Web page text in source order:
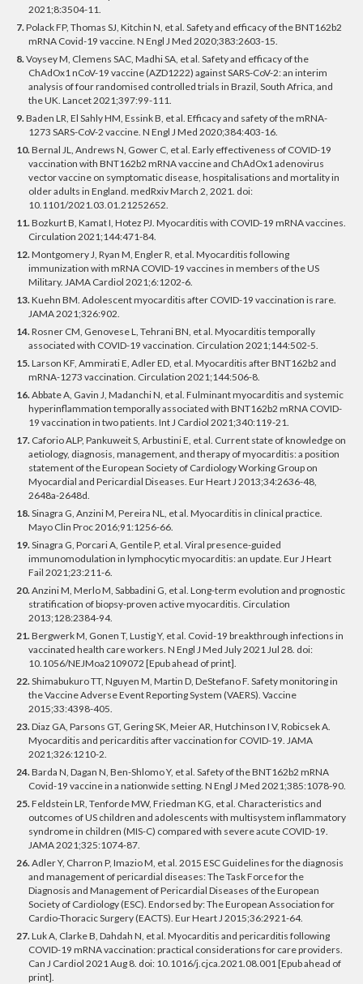
2021;8:3504-11.
7. Polack FP, Thomas SJ, Kitchin N, et al. Safety and efficacy of the BNT162b2
mRNA Covid-19 vaccine. N Engl J Med 2020;383:2603-15.
8. Voysey M, Clemens SAC, Madhi SA, et al. Safety and efficacy of the
ChAdOx1 nCoV-19 vaccine (AZD1222) against SARS-CoV-2: an interim
analysis of four randomised controlled trials in Brazil, South Africa, and
the UK. Lancet 2021;397:99-111.
9. Baden LR, El Sahly HM, Essink B, et al. Efficacy and safety of the mRNA-
1273 SARS-CoV-2 vaccine. N Engl J Med 2020;384:403-16.
10. Bernal JL, Andrews N, Gower C, et al. Early effectiveness of COVID-19
vaccination with BNT162b2 mRNA vaccine and ChAdOx1 adenovirus
vector vaccine on symptomatic disease, hospitalisations and mortality in
older adults in England. medRxiv March 2, 2021. doi:
10.1101/2021.03.01.21252652.
11. Bozkurt B, Kamat I, Hotez PJ. Myocarditis with COVID-19 mRNA vaccines.
Circulation 2021;144:471-84.
12. Montgomery J, Ryan M, Engler R, et al. Myocarditis following
immunization with mRNA COVID-19 vaccines in members of the US
Military. JAMA Cardiol 2021;6:1202-6.
13. Kuehn BM. Adolescent myocarditis after COVID-19 vaccination is rare.
JAMA 2021;326:902.
14. Rosner CM, Genovese L, Tehrani BN, et al. Myocarditis temporally
associated with COVID-19 vaccination. Circulation 2021;144:502-5.
15. Larson KF, Ammirati E, Adler ED, et al. Myocarditis after BNT162b2 and
mRNA-1273 vaccination. Circulation 2021;144:506-8.
16. Abbate A, Gavin J, Madanchi N, et al. Fulminant myocarditis and systemic
hyperinflammation temporally associated with BNT162b2 mRNA COVID-
19 vaccination in two patients. Int J Cardiol 2021;340:119-21.
17. Caforio ALP, Pankuweit S, Arbustini E, et al. Current state of knowledge on
aetiology, diagnosis, management, and therapy of myocarditis: a position
statement of the European Society of Cardiology Working Group on
Myocardial and Pericardial Diseases. Eur Heart J 2013;34:2636-48,
2648a-2648d.
18. Sinagra G, Anzini M, Pereira NL, et al. Myocarditis in clinical practice.
Mayo Clin Proc 2016;91:1256-66.
19. Sinagra G, Porcari A, Gentile P, et al. Viral presence-guided
immunomodulation in lymphocytic myocarditis: an update. Eur J Heart
Fail 2021;23:211-6.
20. Anzini M, Merlo M, Sabbadini G, et al. Long-term evolution and prognostic
stratification of biopsy-proven active myocarditis. Circulation
2013;128:2384-94.
21. Bergwerk M, Gonen T, Lustig Y, et al. Covid-19 breakthrough infections in
vaccinated health care workers. N Engl J Med July 2021 Jul 28. doi:
10.1056/NEJMoa2109072 [Epub ahead of print].
22. Shimabukuro TT, Nguyen M, Martin D, DeStefano F. Safety monitoring in
the Vaccine Adverse Event Reporting System (VAERS). Vaccine
2015;33:4398-405.
23. Diaz GA, Parsons GT, Gering SK, Meier AR, Hutchinson I V, Robicsek A.
Myocarditis and pericarditis after vaccination for COVID-19. JAMA
2021;326:1210-2.
24. Barda N, Dagan N, Ben-Shlomo Y, et al. Safety of the BNT162b2 mRNA
Covid-19 vaccine in a nationwide setting. N Engl J Med 2021;385:1078-90.
25. Feldstein LR, Tenforde MW, Friedman KG, et al. Characteristics and
outcomes of US children and adolescents with multisystem inflammatory
syndrome in children (MIS-C) compared with severe acute COVID-19.
JAMA 2021;325:1074-87.
26. Adler Y, Charron P, Imazio M, et al. 2015 ESC Guidelines for the diagnosis
and management of pericardial diseases: The Task Force for the
Diagnosis and Management of Pericardial Diseases of the European
Society of Cardiology (ESC). Endorsed by: The European Association for
Cardio-Thoracic Surgery (EACTS). Eur Heart J 2015;36:2921-64.
27. Luk A, Clarke B, Dahdah N, et al. Myocarditis and pericarditis following
COVID-19 mRNA vaccination: practical considerations for care providers.
Can J Cardiol 2021 Aug 8. doi: 10.1016/j.cjca.2021.08.001 [Epub ahead of
print].